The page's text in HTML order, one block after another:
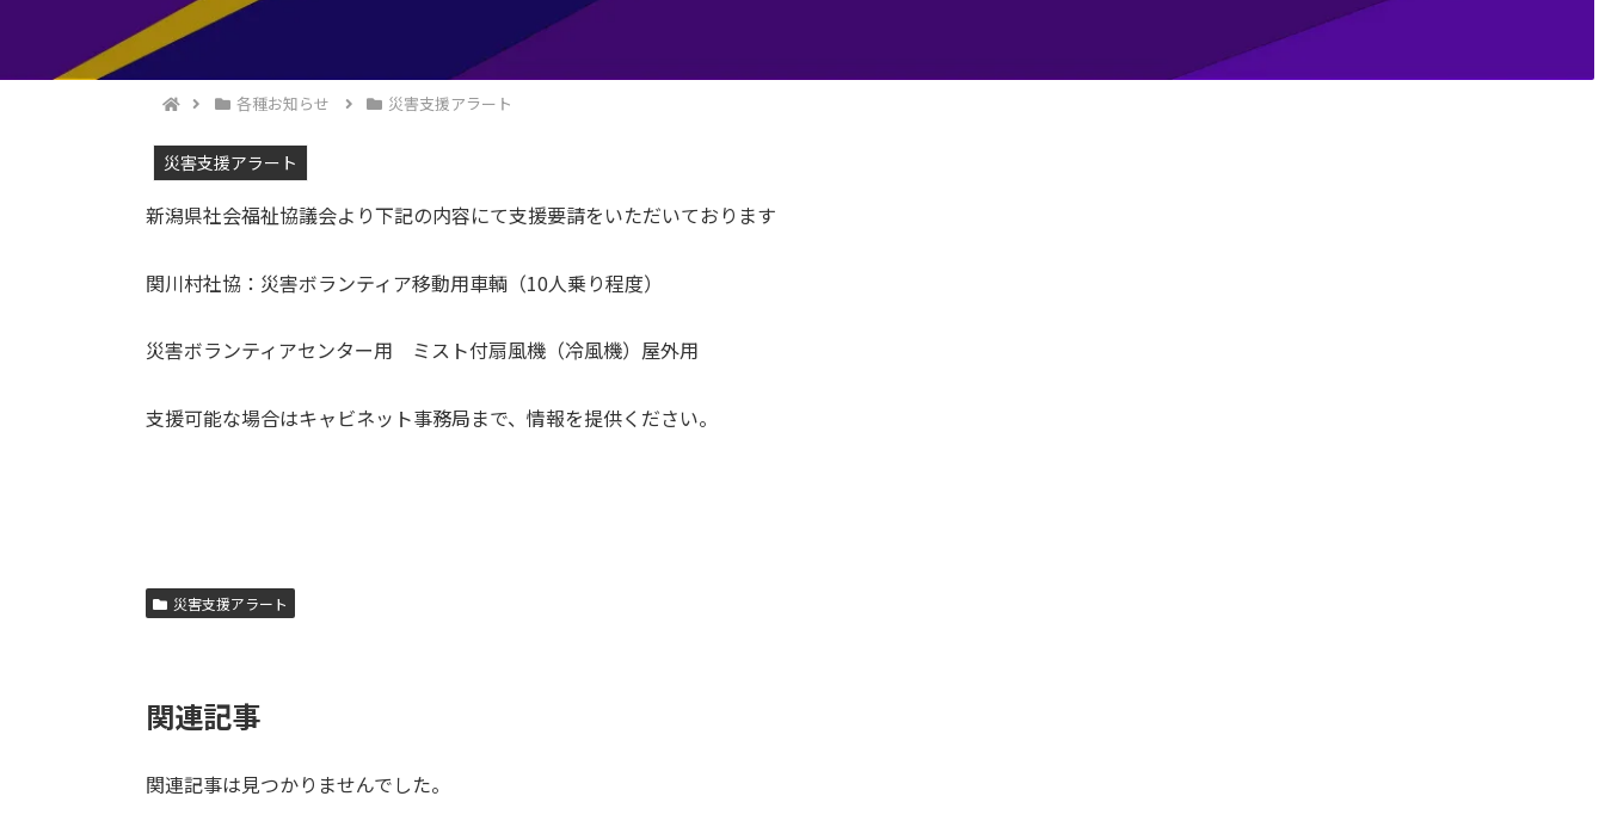
各種お知らせ 災害支援アラート
災害支援アラート
新潟県社会福祉協議会より下記の内容にて支援要請をいただいております
関川村社協：災害ボランティア移動用車輌（10人乗り程度）
災害ボランティアセンター用 ミスト付扇風機（冷風機）屋外用
支援可能な場合はキャビネット事務局まで、情報を提供ください。
災害支援アラート
関連記事
関連記事は見つかりませんでした。